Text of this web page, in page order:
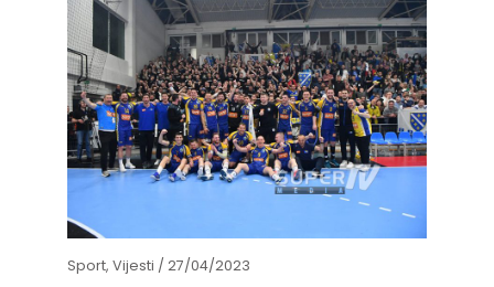
Sport,Vijesti /27/04/2023